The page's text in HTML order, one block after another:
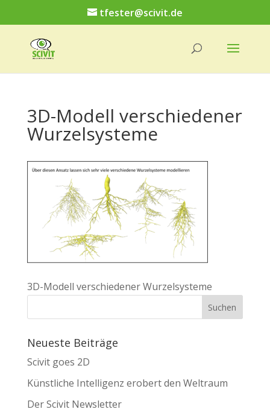
tfester@scivit.de
3D-Modell verschiedener
Wurzelsysteme
3D-Modell verschiedener Wurzelsysteme
Neueste Beiträge
Scivit goes 2D
Künstliche Intelligenz erobert den Weltraum
Der Scivit Newsletter